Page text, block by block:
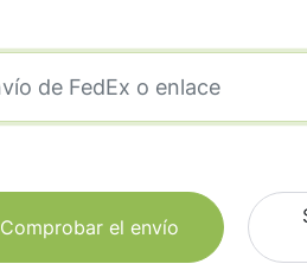
Comprobar el envío